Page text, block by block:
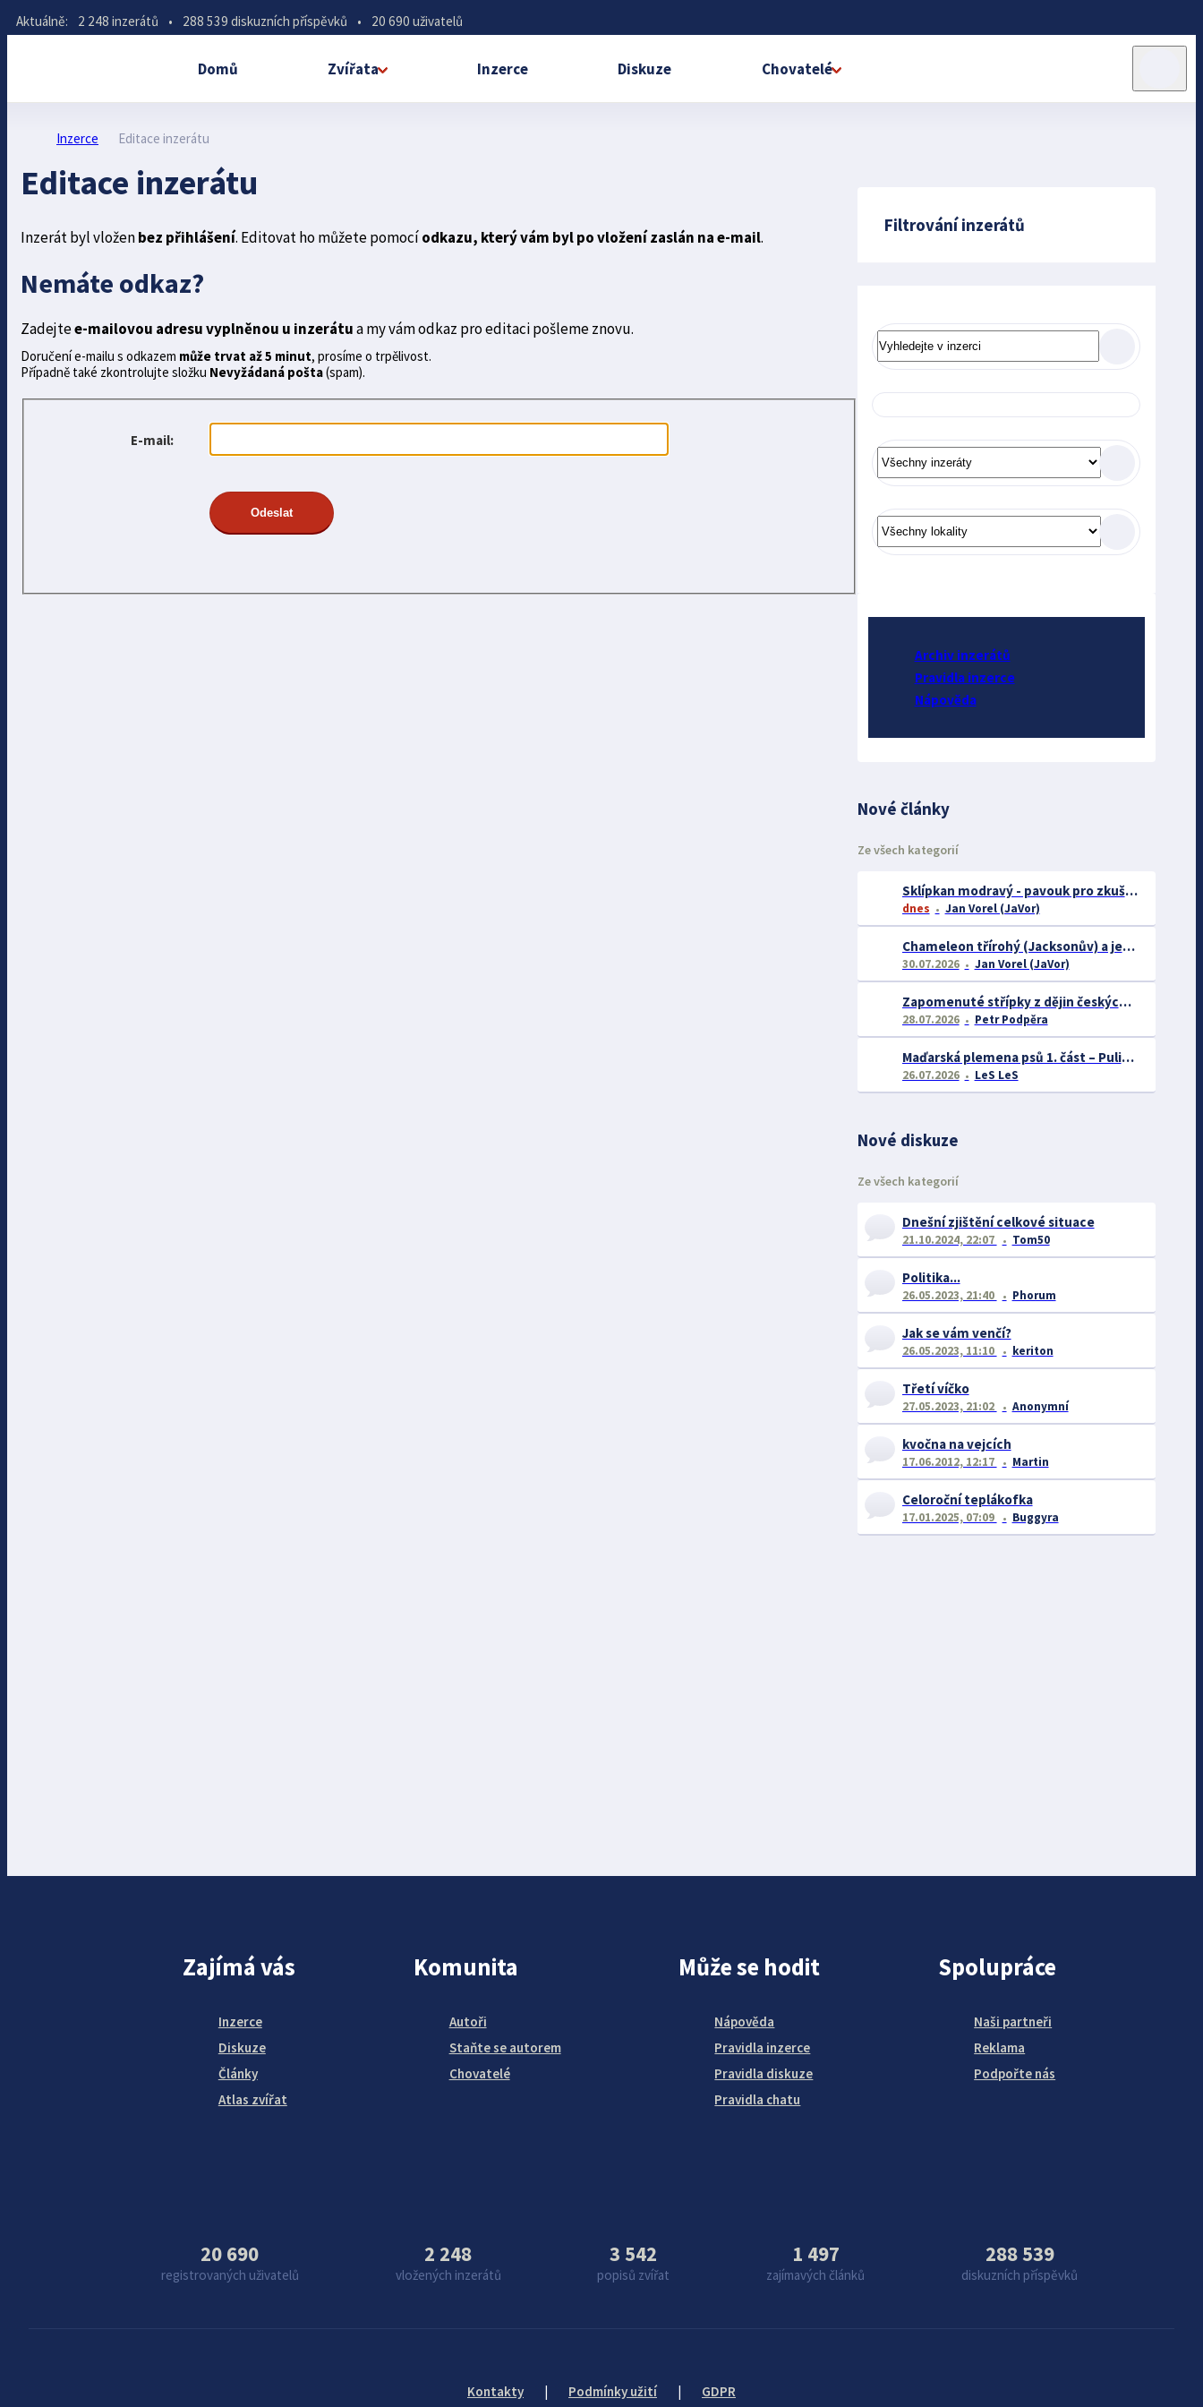
Aktuálně: 2 248 inzerátů • 288 539 diskuzních příspěvků • 20 690 uživatelů
Domů Zvířata Inzerce Diskuze Chovatelé
Inzerce Editace inzerátu
Editace inzerátu
Inzerát byl vloženbez přihlášení. Editovat ho můžete pomocíodkazu, který vám byl po vložení zaslán na e-mail.
Nemáte odkaz?
Zadejtee-mailovou adresu vyplněnou u inzerátua my vám odkaz pro editaci pošleme znovu.
Doručení e-mailu s odkazem může trvat až 5 minut, prosíme o trpělivost.
Případně také zkontrolujte složku Nevyžádaná pošta(spam).
E-mail:
Filtrování inzerátů
Archiv inzerátů
Pravidla inzerce
Nápověda
Nové články
Ze všech kategorií
Sklípkan modravý - pavouk pro zkušené chovatele
dnes Jan Vorel (JaVor)
Chameleon třírohý (Jacksonův) a jeho chov
30.07.2026 Jan Vorel (JaVor)
Zapomenuté střípky z dějin českých exotářů - 3.část
28.07.2026 Petr Podpěra
Maďarská plemena psů 1. část – Puli, Komondor
26.07.2026 LeS LeS
Nové diskuze
Ze všech kategorií
Dnešní zjištění celkové situace
21.10.2024, 22:07 Tom50
Politika...
26.05.2023, 21:40 Phorum
Jak se vám venčí?
26.05.2023, 11:10 keriton
Třetí víčko
27.05.2023, 21:02 Anonymní
kvočna na vejcích
17.06.2012, 12:17 Martin
Celoroční teplákofka
17.01.2025, 07:09 Buggyra
Zajímá vás
Inzerce
Diskuze
Články
Atlas zvířat
Komunita
Autoři
Staňte se autorem
Chovatelé
Může se hodit
Nápověda
Pravidla inzerce
Pravidla diskuze
Pravidla chatu
Spolupráce
Naši partneři
Reklama
Podpořte nás
20 690
registrovaných uživatelů
2 248
vložených inzerátů
3 542
popisů zvířat
1 497
zajímavých článků
288 539
diskuzních příspěvků
Kontakty Podmínky užití GDPR